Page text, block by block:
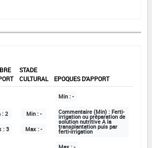
STADE
CULTURAL
EPOQUES D'APPORT
: 2
: 3
Min : -
Max : -
Min : -
Commentaire (Min) : Ferti-
irrigation ou préparation de
solution nutritive A la
transplantation puis par
ferti-irrigation